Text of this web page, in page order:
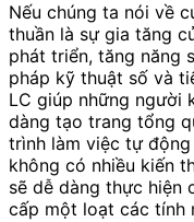
Nếu chúng ta nói về
thuần là sự gia tăng
phát triển, tăng năng
pháp kỹ thuật số và
LC giúp những người
dàng tạo trang tổng
trình làm việc tự
không có nhiều kiến
sẽ dễ dàng thực hiện
cấp một loạt các tính